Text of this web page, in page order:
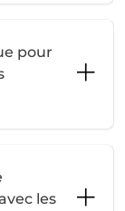
pour
les